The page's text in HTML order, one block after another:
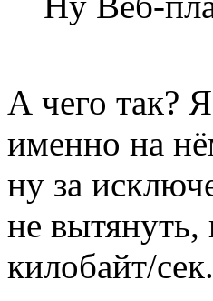
А чего так?
именно на
ну за
не вытянуть,
килобайт/